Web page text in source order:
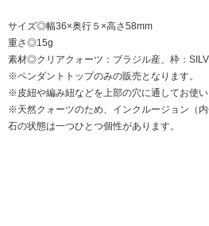
サイズ◎幅36×奥行５×高さ58mm
重さ◎15g
素材◎クリアクォーツ：ブラジル産、枠：
※ペンダントトップのみの販売となります。
※皮紐や編み紐などを上部の穴に通してお使い
※天然クォーツのため、インクルージョン（内
石の状態は一つひとつ個性があります。